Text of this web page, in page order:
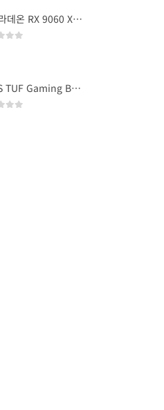
XFX 라데온 RX 9060 XT SWIFT DUAL OC D6 16GB
ASUS TUF Gaming B850-PLUS WIFI